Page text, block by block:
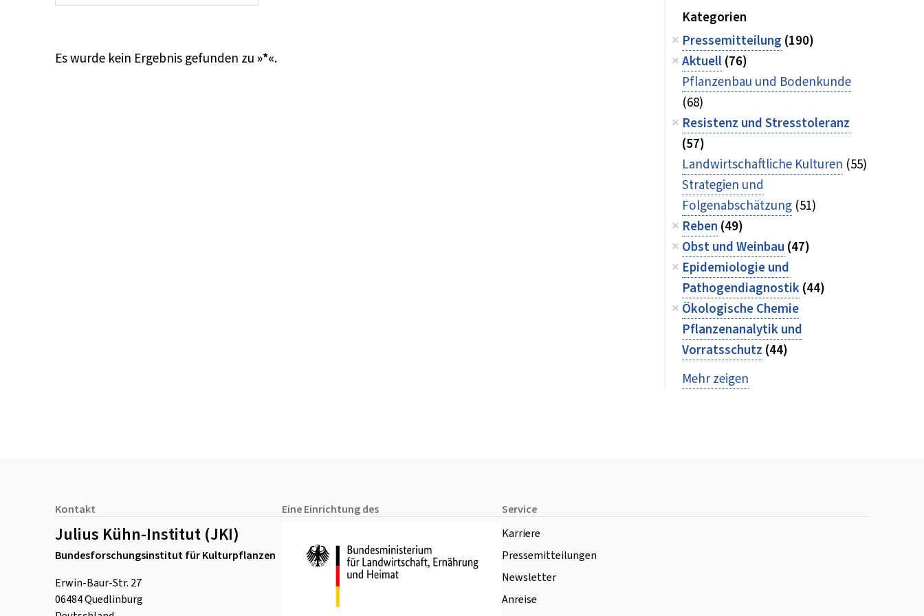
Es wurde kein Ergebnis gefunden zu»*«.
Kategorien
Pressemitteilung (190)
Aktuell(76)
Pflanzenbau und Bodenkunde
(68)
Resistenz und Stresstoleranz
(57)
Landwirtschaftliche Kulturen (55)
Strategien und
Folgenabschätzung (51)
Reben (49)
Obst und Weinbau (47)
Epidemiologie und
Pathogendiagnostik(44)
Ökologische Chemie
Pflanzenanalytik und
Vorratsschutz (44)
Mehr zeigen
Kontakt
Julius Kühn-Institut (JKI)
Bundesforschungsinstitut für Kulturpflanzen
Erwin-Baur-Str. 27
06484Quedlinburg
Eine Einrichtung des
Service
Karriere
Pressemitteilungen
Newsletter
Anreise